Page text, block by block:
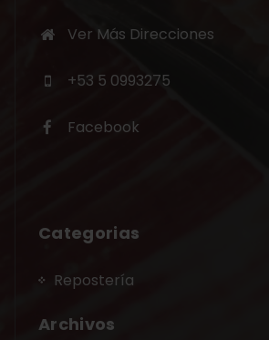
Ver Más Direcciones
+53 5 0993275
Facebook
Categorias
Repostería
Archivos